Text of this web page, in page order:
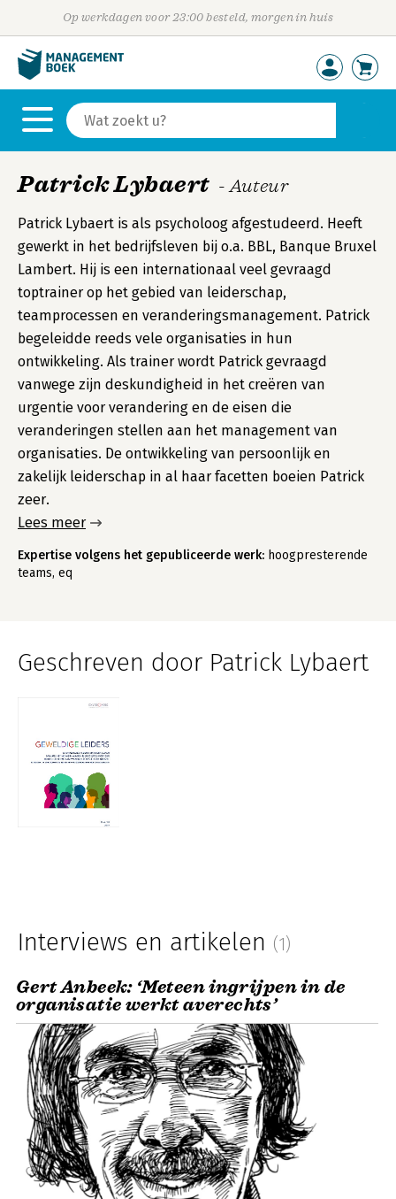
Op werkdagen voor 23:00 besteld, morgen in huis
Patrick Lybaert - Auteur
Patrick Lybaert is als psycholoog afgestudeerd. Heeft
gewerkt in het bedrijfsleven bij o.a. BBL, Banque Bruxel
Lambert. Hij is een internationaal veel gevraagd
toptrainer op het gebied van leiderschap,
teamprocessen en veranderingsmanagement. Patrick
begeleidde reeds vele organisaties in hun
ontwikkeling. Als trainer wordt Patrick gevraagd
vanwege zijn deskundigheid in het creëren van
urgentie voor verandering en de eisen die
veranderingen stellen aan het management van
organisaties. De ontwikkeling van persoonlijk en
zakelijk leiderschap in al haar facetten boeien Patrick
zeer.
Lees meer
Expertise volgens het gepubliceerde werk: hoogpresterende
teams, eq
Geschreven door Patrick Lybaert
Interviews en artikelen (1)
Gert Anbeek: ‘Meteen ingrijpen in de
organisatie werkt averechts’